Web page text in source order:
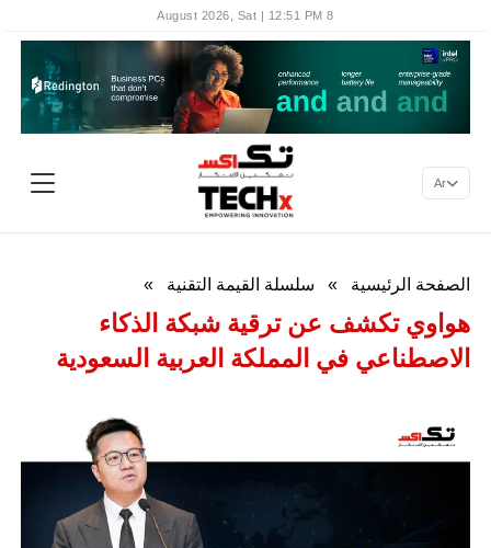
8 August 2026, Sat | 12:51 PM
Ar
الصفحة الرئيسية » سلسلة القيمة التقنية »
هواوي تكشف عن ترقية شبكة الذكاء
الاصطناعي في المملكة العربية السعودية